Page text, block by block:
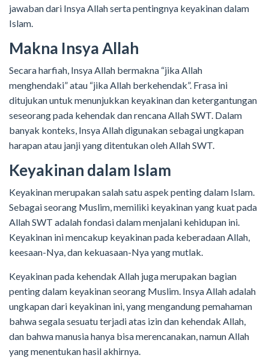
jawaban dari Insya Allah serta pentingnya keyakinan dalam
Islam.
Makna Insya Allah
Secara harfiah, Insya Allah bermakna “jika Allah
menghendaki” atau “jika Allah berkehendak”. Frasa ini
ditujukan untuk menunjukkan keyakinan dan ketergantungan
seseorang pada kehendak dan rencana Allah SWT. Dalam
banyak konteks, Insya Allah digunakan sebagai ungkapan
harapan atau janji yang ditentukan oleh Allah SWT.
Keyakinan dalam Islam
Keyakinan merupakan salah satu aspek penting dalam Islam.
Sebagai seorang Muslim, memiliki keyakinan yang kuat pada
Allah SWT adalah fondasi dalam menjalani kehidupan ini.
Keyakinan ini mencakup keyakinan pada keberadaan Allah,
keesaan-Nya, dan kekuasaan-Nya yang mutlak.
Keyakinan pada kehendak Allah juga merupakan bagian
penting dalam keyakinan seorang Muslim. Insya Allah adalah
ungkapan dari keyakinan ini, yang mengandung pemahaman
bahwa segala sesuatu terjadi atas izin dan kehendak Allah,
dan bahwa manusia hanya bisa merencanakan, namun Allah
yang menentukan hasil akhirnya.